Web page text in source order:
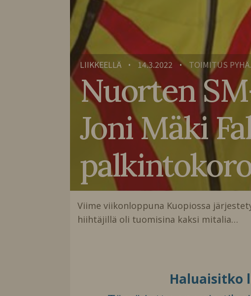
LIIKKEELLÄ • 14.3.2022 • TOIMITUS
Nuorten
Joni Mäki
Viime viikonloppuna Kuopiossa
hiihtäjillä oli tuomisina kaksi mitalia…
Haluaisitko